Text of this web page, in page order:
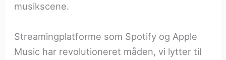
musikscene.
Streamingplatforme som Spotify og Apple
Music har revolutioneret måden, vi lytter til